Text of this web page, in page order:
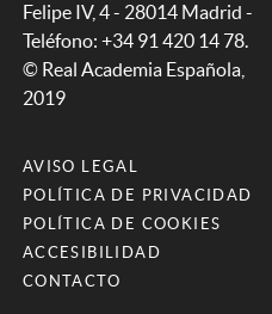
Felipe IV, 4 - 28014 Madrid -
Teléfono: +34 91 420 14 78.
© Real Academia Española,
2019
AVISO LEGAL
POLÍTICA DE PRIVACIDAD
POLÍTICA DE COOKIES
ACCESIBILIDAD
CONTACTO